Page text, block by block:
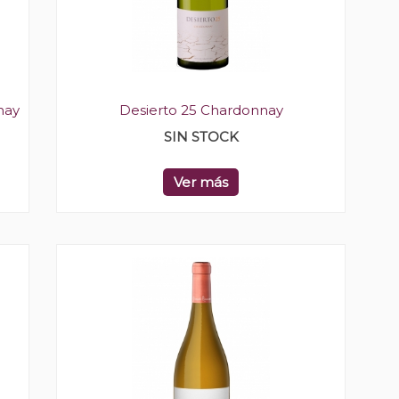
Desierto 25 Chardonnay
SIN STOCK
Ver más